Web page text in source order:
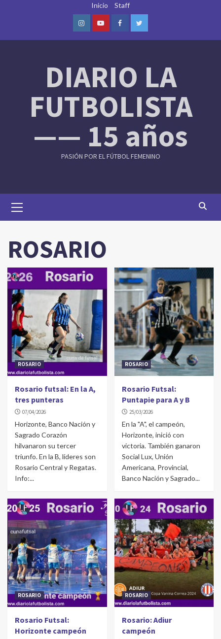
Inicio Staff
InstagramYoutubeFacebookTwitter
DIARIO LA
FUTBOLISTA
—— 15 años
PASIÓN POR EL FÚTBOL FEMENINO
Menu
ROSARIO
ROSARIO
Rosario futsal: En la A,
tres punteras
07/04/2026
Horizonte, Banco Nación y
Sagrado Corazón
hilvanaron su tercer
triunfo. En la B, líderes son
Rosario Central y Regatas.
Info:...
ROSARIO
Rosario Futsal:
Puntapie para A y B
25/03/2026
En la "A", el campeón,
Horizonte, inició con
victoria. También ganaron
Social Lux, Unión
Americana, Provincial,
Banco Nación y Sagrado...
ROSARIO
Rosario Futsal:
Horizonte campeón
ROSARIO
Rosario: Adiur
campeón